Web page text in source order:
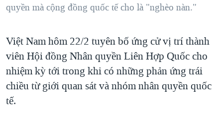
GIÁO DỤC
CHI PHÍ CHIẾN TRANH AFGHANISTAN
THƯỢNG ĐỈNH TRUMP-KIM TẠI VIỆT NAM
TRỊNH VĨNH BÌNH VS. CHÍNH PHỦ VIỆT NAM
NGƯ DÂN VIỆT VÀ LÀN SÓNG TRỘM HẢI SÂM
BÊN KIA QUỐC LỘ: TIẾNG VỌNG TỪ NÔNG THÔN MỸ
quyền mà cộng đồng quốc tế cho là "nghèo nàn."
Việt Nam hôm 22/2 tuyên bố ứng cử vị trí thành
viên Hội đồng Nhân quyền Liên Hợp Quốc cho
nhiệm kỳ tới trong khi có những phản ứng trái
chiều từ giới quan sát và nhóm nhân quyền quốc
tế.